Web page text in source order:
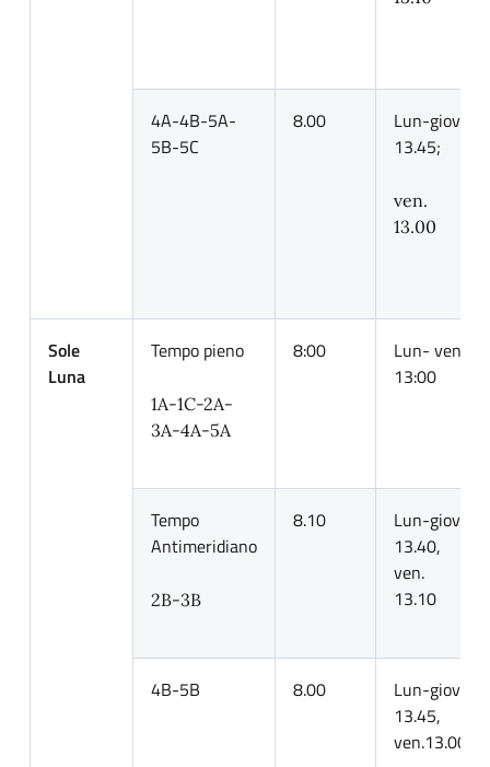
4A-4B-5A-
5B-5C
8.00
Lun-giov.
13.45;
ven.
13.00
Sole
Luna
Tempo pieno
1A-1C-2A-
3A-4A-5A
8:00
Lun- ven.
13:00
Tempo
Antimeridiano
2B-3B
8.10
Lun-giov.
13.40,
ven.
13.10
4B-5B 8.00
Lun-giov.
13.45,
ven.13.00